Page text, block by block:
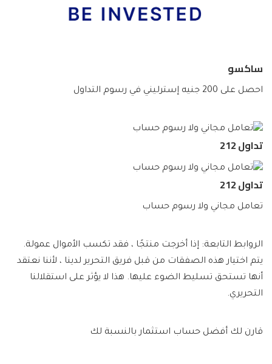
ساكسو
احصل على 200 جنيه إسترليني في رسوم التداول
تداول 212
تداول 212
تعامل مجاني ولا رسوم حساب
الروابط التابعة: إذا أخرجت منتجًا ، فقد تكسب الأموال عمولة.
يتم اختيار هذه الصفقات من قبل فريق التحرير لدينا ، لأننا نعتقد
أنها تستحق تسليط الضوء عليها. هذا لا يؤثر على استقلالنا
التحريري.
قارن لك أفضل حساب استثمار بالنسبة لك